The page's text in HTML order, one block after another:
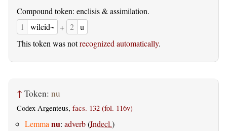
Compound token: enclisis & assimilation.
1
wileid~ + 2 u
This token was notrecognized automatically.
↑ Token: nu
Codex Argenteus, facs. 132 (fol. 116v)
Lemma nu: adverb(Indecl.)